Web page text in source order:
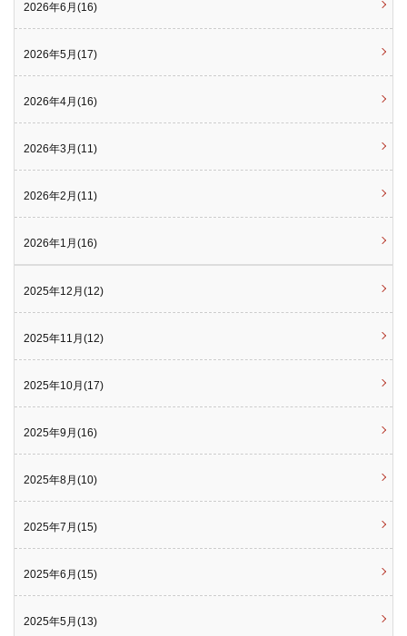
2026年6月(16)
2026年5月(17)
2026年4月(16)
2026年3月(11)
2026年2月(11)
2026年1月(16)
2025年12月(12)
2025年11月(12)
2025年10月(17)
2025年9月(16)
2025年8月(10)
2025年7月(15)
2025年6月(15)
2025年5月(13)